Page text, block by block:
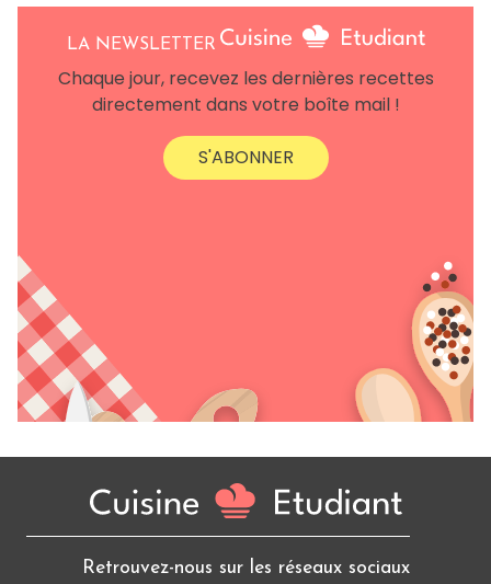
LA NEWSLETTER
Chaque jour, recevez les dernières recettes
directement dans votre boîte mail !
S'ABONNER
Retrouvez-nous sur les réseaux sociaux